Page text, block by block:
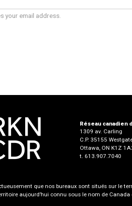
your email address.
Réseau canadien
1309 av. Carling
C.P. 35155
Ottawa, ON K1Z
t. 613.907.7040
que nos bureaux sont situés sur le
aujourd’hui connu sous le nom de